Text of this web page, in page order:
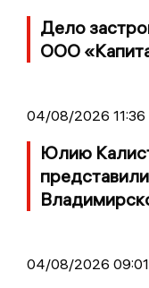
Дело
ООО
04/08/2026 11:36
Юлию
04/08/2026 09:01